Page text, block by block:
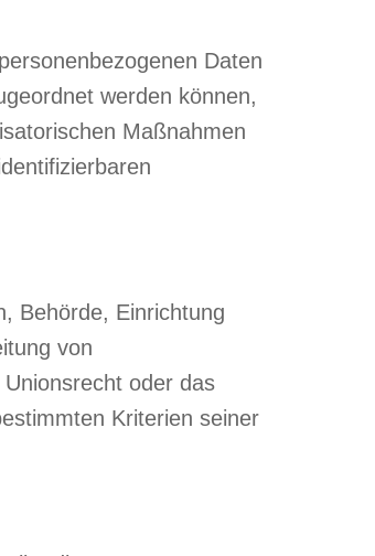
Daten
werden können,
Maßnahmen
Behörde, Einrichtung
von
oder das
Kriterien seiner